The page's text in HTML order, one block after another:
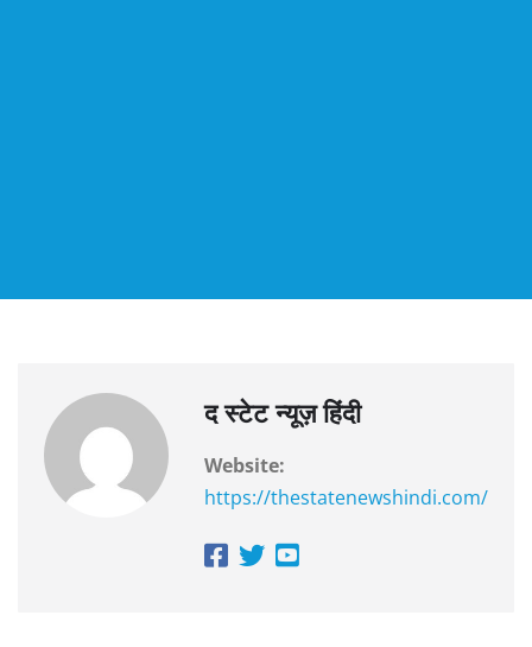
द स्टेट न्यूज़ हिंदी
Website:
https://thestatenewshindi.com/